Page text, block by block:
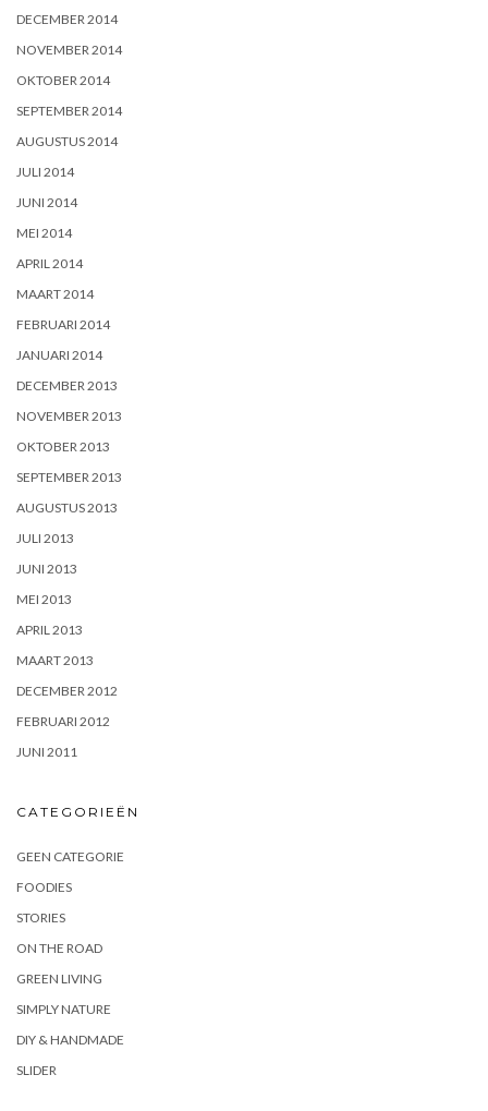
DECEMBER 2014
NOVEMBER 2014
OKTOBER 2014
SEPTEMBER 2014
AUGUSTUS 2014
JULI 2014
JUNI 2014
MEI 2014
APRIL 2014
MAART 2014
FEBRUARI 2014
JANUARI 2014
DECEMBER 2013
NOVEMBER 2013
OKTOBER 2013
SEPTEMBER 2013
AUGUSTUS 2013
JULI 2013
JUNI 2013
MEI 2013
APRIL 2013
MAART 2013
DECEMBER 2012
FEBRUARI 2012
JUNI 2011
CATEGORIEËN
GEEN CATEGORIE
FOODIES
STORIES
ON THE ROAD
GREEN LIVING
SIMPLY NATURE
DIY & HANDMADE
SLIDER